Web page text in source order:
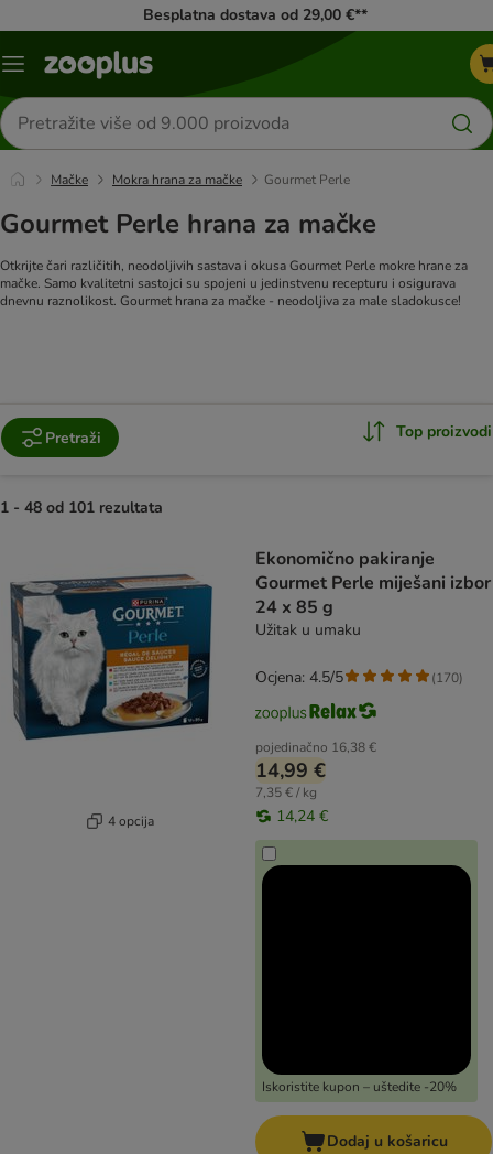
Besplatna dostava od 29,00 €**
Izbornik
Traži
proizvode
Mačke Mokra hrana za mačke Gourmet Perle
Gourmet Perle hrana za mačke
Otkrijte čari različitih, neodoljivih sastava i okusa Gourmet Perle mokre hrane za
mačke. Samo kvalitetni sastojci su spojeni u jedinstvenu recepturu i osigurava
dnevnu raznolikost. Gourmet hrana za mačke - neodoljiva za male sladokusce!
Pretraži Top proizvodi
1 - 48 od 101 rezultata
4 opcija
Ekonomično pakiranje
Gourmet Perle miješani izbor
24 x 85 g
Užitak u umaku
pojedinačno 16,38 €
14,99 €
7,35 € / kg
14,24 €
Iskoristite kupon – uštedite -20%
Ocjena: 4.5/5 (170)
Dodaj u košaricu